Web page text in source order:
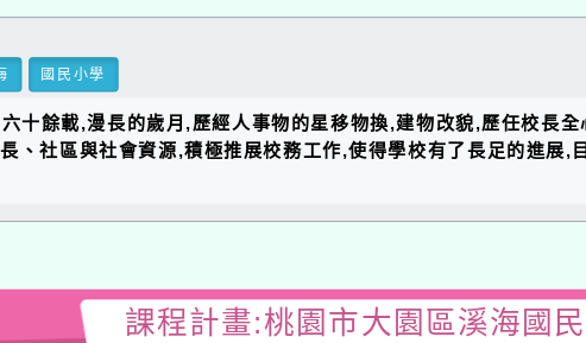
國民小學
十餘載,漫長的歲月,歷經人事物的星移物換,建物改貌,歷任校長
、社區與社會資源,積極推展校務工作,使得學校有了長足的進展
課程計畫:桃園市大園區溪海國